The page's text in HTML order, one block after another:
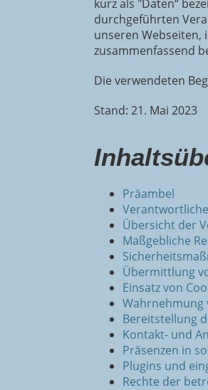
kurz als "Daten“
durchgeführten
unseren Webseiten,
zusammenfassend
Die verwendeten
Stand: 21. Mai 2023
Präambel
Übersicht der
Maßgebliche
Übermittlung
Einsatz von
Wahrnehmung
Bereitstellung
Kontakt- und
Präsenzen in
Plugins und
Rechte der